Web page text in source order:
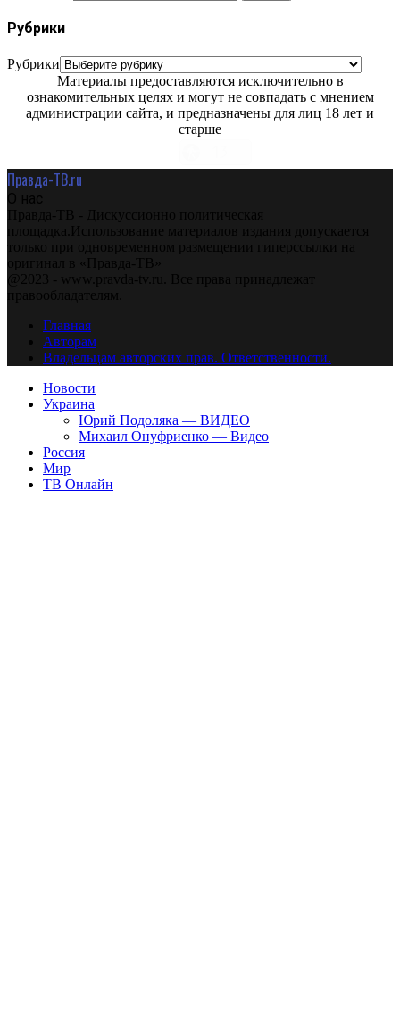
Рубрики
Рубрики
Материалы предоставляются исключительно в
ознакомительных целях и могут не совпадать с мнением
администрации сайта, и предназначены для лиц 18 лет и
старше
Правда-ТВ.ru
О нас
Правда-ТВ - Дискуссионно политическая
площадка.Использование материалов издания допускается
только при одновременном размещении гиперссылки на
оригинал в «Правда-ТВ»
@2023 - www.pravda-tv.ru. Все права принадлежат
правообладателям.
Главная
Авторам
Владельцам авторских прав. Ответственности.
Новости
Украина
Юрий Подоляка — ВИДЕО
Михаил Онуфриенко — Видео
Россия
Мир
ТВ Онлайн